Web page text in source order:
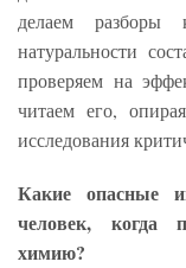
делаем разборы
натуральности
проверяем на
читаем его,
исследования
Какие опасные
человек, когда
химию?